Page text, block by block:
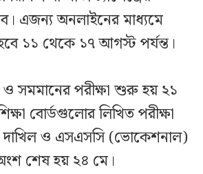
এজন্য অনলাইনের মাধ্যমে
১১ থেকে ১৭ আগস্ট পর্যন্ত।
সমমানের পরীক্ষা শুরু হয় ২১
বোর্ডগুলোর লিখিত পরীক্ষা
ও এসএসসি (ভোকেশনাল)
শেষ হয় ২৪ মে।